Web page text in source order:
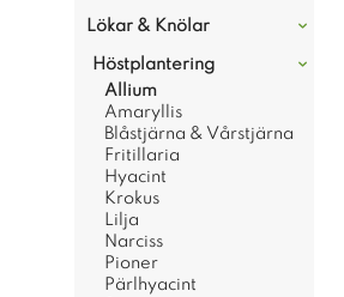
Lökar & Knölar
Höstplantering
Allium
Amaryllis
Blåstjärna & Vårstjärna
Fritillaria
Hyacint
Krokus
Lilja
Narciss
Pioner
Pärlhyacint